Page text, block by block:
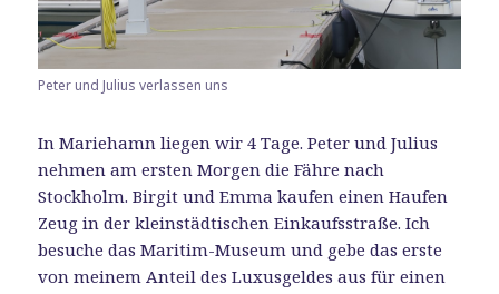
Peter und Julius verlassen uns
In Mariehamn liegen wir 4 Tage. Peter und Julius
nehmen am ersten Morgen die Fähre nach
Stockholm. Birgit und Emma kaufen einen Haufen
Zeug in der kleinstädtischen Einkaufsstraße. Ich
besuche das Maritim-Museum und gebe das erste
von meinem Anteil des Luxusgeldes aus für einen